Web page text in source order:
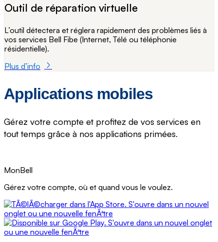
Outil de réparation virtuelle
L’outil détectera et réglera rapidement des problèmes liés à
vos services Bell Fibe (Internet, Télé ou téléphonie
résidentielle).
Plus d’info
Applications mobiles
Gérez votre compte et profitez de vos services en
tout temps grâce à nos applications primées.
MonBell
Gérez votre compte, où et quand vous le voulez.
Application MonBell
Application MonBell